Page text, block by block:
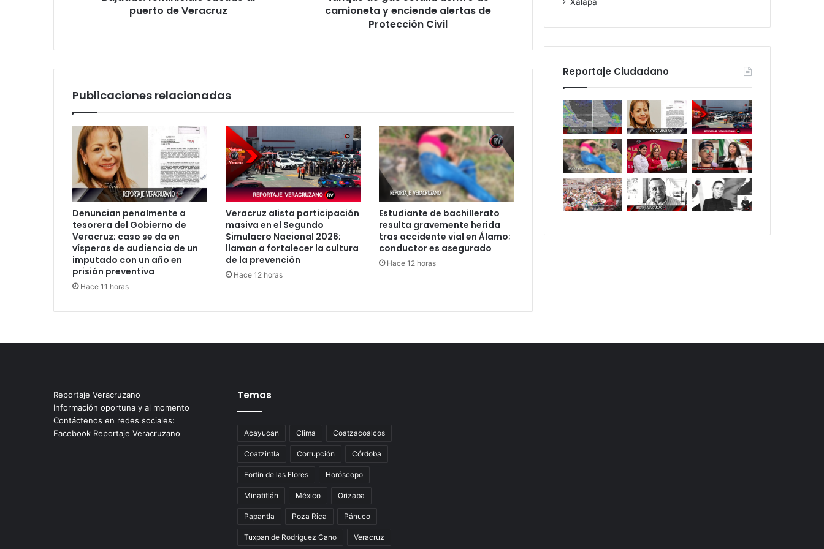
puerto de Veracruz
camioneta
Protección
camioneta y enciende alertas de
Protección Civil
Publicaciones relacionadas
Denuncian penalmente a
tesorera del Gobierno de
Veracruz; caso se da en
vísperas de audiencia de un
imputado con un año en
prisión preventiva
Hace 11 horas
Veracruz alista participación
masiva en el Segundo
Simulacro Nacional 2026;
llaman a fortalecer la cultura
de la prevención
Hace 12 horas
Estudiante de bachillerato
resulta gravemente herida
tras accidente vial en Álamo;
conductor es asegurado
Hace 12 horas
Reportaje Ciudadano
Reportaje Veracruzano
Información oportuna y al momento
Contáctenos en redes sociales:
Facebook Reportaje Veracruzano
Temas
Acayucan Clima Coatzacoalcos
Coatzintla Corrupción Córdoba
Fortín de las Flores Horóscopo
Minatitlán México Orizaba
Papantla Poza Rica Pánuco
Tuxpan de Rodríguez Cano Veracruz